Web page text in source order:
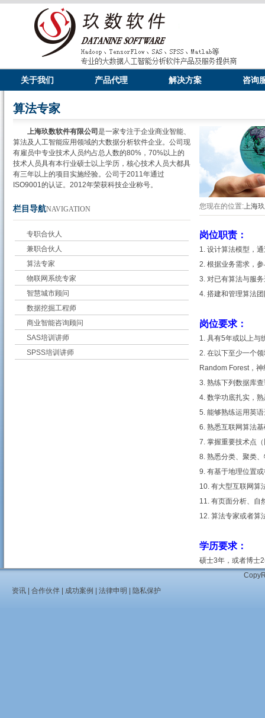
关于我们 产品代理 解决方案 咨询
算法专家
上海玖数软件有限公司 是一家专注于企业商业智能、
算法及人工智能应用领域的大数据分析软件企业。公司现
有雇员中专业技术人员约占总人数的80%，70%以上的
技术人员具有本行业硕士以上学历，核心技术人员大都具
有三年以上的项目实施经验。公司于2011年通过
ISO9001的认证。2012年荣获科技企业称号。
栏目导航NAVIGATION
专职合伙人
兼职合伙人
算法专家
物联网系统专家
智慧城市顾问
数据挖掘工程师
商业智能咨询顾问
SAS培训讲师
SPSS培训讲师
您现在的位置:上海
岗位职责：
1. 设计算法模型，
2. 根据业务需求，
3. 对已有算法与服
4. 搭建和管理算法
岗位要求：
1. 具有5年或以上与
2. 在以下至少一个
Random Forest，
3. 熟练下列数据库
4. 数学功底扎实，
5. 能够熟练运用英
6. 熟悉互联网算法
7. 掌握重要技术点
8. 熟悉分类、聚类
9. 有基于地理位置
10. 有大型互联网算
11. 有页面分析、自
12. 算法专家或者算
学历要求：
硕士3年，或者博士
资讯| 合作伙伴| 成功案例 法律申明 隐私保护